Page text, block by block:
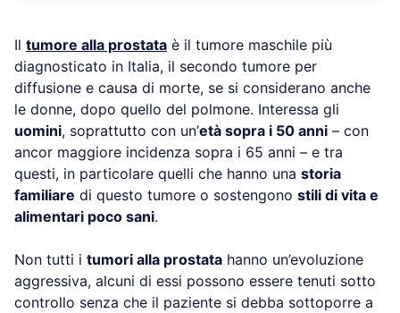
Il tumore alla prostata è il tumore maschile più
diagnosticato in Italia, il secondo tumore per
diffusione e causa di morte, se si considerano anche
le donne, dopo quello del polmone. Interessa gli
uomini, soprattutto con un’età sopra i 50 anni – con
ancor maggiore incidenza sopra i 65 anni – e tra
questi, in particolare quelli che hanno una storia
familiare di questo tumore o sostengono stili di vita e
alimentari poco sani.
Non tutti i tumori alla prostata hanno un’evoluzione
aggressiva, alcuni di essi possono essere tenuti sotto
controllo senza che il paziente si debba sottoporre a